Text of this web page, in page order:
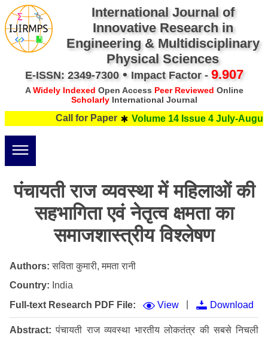
International Journal of
Innovative Research in
Engineering & Multidisciplinary
Physical Sciences
E-ISSN: 2349-7300• Impact Factor - 9.907
AWidely Indexed Open Access Peer Reviewed Online
ScholarlyInternational Journal
Call for Paper Volume 14 Issue 4 July-August
पंचायती राज व्यवस्था में महिलाओं की
सहभागिता एवं नेतृत्व क्षमता का
समाजशास्त्रीय विश्लेषण
Authors: सविता कुमारी, ममता रानी
Country: India
Full-text Research PDF File:
View Download
Abstract: पंचायती राज व्यवस्था भारतीय लोकतंत्र की सबसे निचली